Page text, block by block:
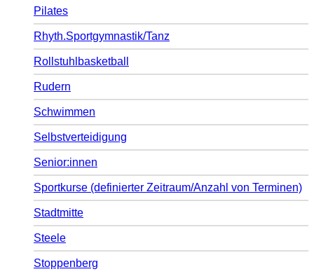
Pilates
Rhyth.Sportgymnastik/Tanz
Rollstuhlbasketball
Rudern
Schwimmen
Selbstverteidigung
Senior:innen
Sportkurse (definierter Zeitraum/Anzahl von Terminen)
Stadtmitte
Steele
Stoppenberg